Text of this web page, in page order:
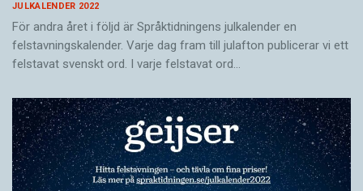
JULKALENDER 2022
För andra året i följd är Språktidningens julkalender en
felstavningskalender. Varje dag fram till julafton publicerar vi ett
felstavat svenskt ord. I varje felstavat ord…